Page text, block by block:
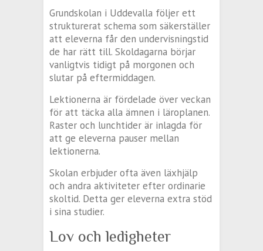
Grundskolan i Uddevalla följer ett
strukturerat schema som säkerställer
att eleverna får den undervisningstid
de har rätt till. Skoldagarna börjar
vanligtvis tidigt på morgonen och
slutar på eftermiddagen.
Lektionerna är fördelade över veckan
för att täcka alla ämnen i läroplanen.
Raster och lunchtider är inlagda för
att ge eleverna pauser mellan
lektionerna.
Skolan erbjuder ofta även läxhjälp
och andra aktiviteter efter ordinarie
skoltid. Detta ger eleverna extra stöd
i sina studier.
Lov och ledigheter